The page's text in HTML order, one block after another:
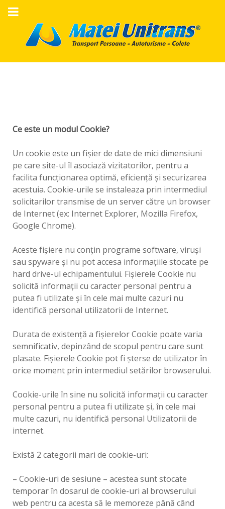
Ce este un modul Cookie?
Un cookie este un fișier de date de mici dimensiuni
pe care site-ul îl asociază vizitatorilor, pentru a
facilita funcționarea optimă, eficiență și securizarea
acestuia. Cookie-urile se instaleaza prin intermediul
solicitarilor transmise de un server către un browser
de Internet (ex: Internet Explorer, Mozilla Firefox,
Google Chrome).
Aceste fișiere nu conțin programe software, viruși
sau spyware și nu pot accesa informațiile stocate pe
hard drive-ul echipamentului. Fișierele Cookie nu
solicită informații cu caracter personal pentru a
putea fi utilizate și în cele mai multe cazuri nu
identifică personal utilizatorii de Internet.
Durata de existență a fișierelor Cookie poate varia
semnificativ, depinzând de scopul pentru care sunt
plasate. Fișierele Cookie pot fi șterse de utilizator în
orice moment prin intermediul setărilor browserului.
Cookie-urile în sine nu solicită informaţii cu caracter
personal pentru a putea fi utilizate şi, în cele mai
multe cazuri, nu identifică personal Utilizatorii de
internet.
Există 2 categorii mari de cookie-uri:
– Cookie-uri de sesiune – acestea sunt stocate
temporar în dosarul de cookie-uri al browserului
web pentru ca acesta să le memoreze până când